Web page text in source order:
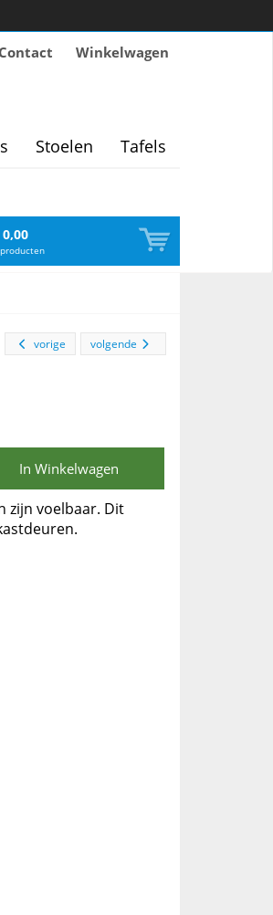
Contact Winkelwagen
Stoelen Tafels
producten
volgende
vorige
In Winkelwagen
zijn voelbaar. Dit